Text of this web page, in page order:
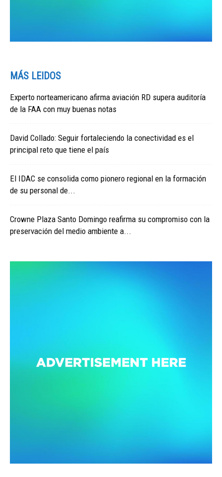
MÁS LEIDOS
Experto norteamericano afirma aviación RD supera auditoría
de la FAA con muy buenas notas
David Collado: Seguir fortaleciendo la conectividad es el
principal reto que tiene el país
El IDAC se consolida como pionero regional en la formación
de su personal de...
Crowne Plaza Santo Domingo reafirma su compromiso con la
preservación del medio ambiente a...